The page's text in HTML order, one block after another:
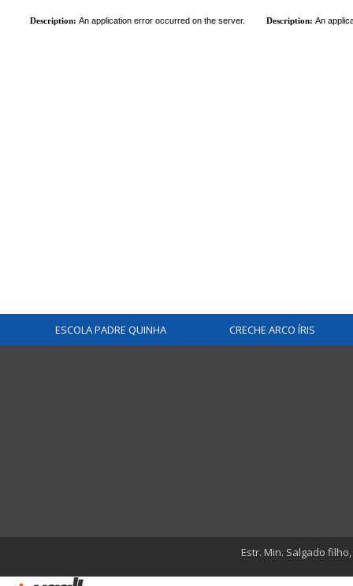
ESCOLA PADRE QUINHA CRECHE ARCO ÍRIS
Estr. Min. Salgado